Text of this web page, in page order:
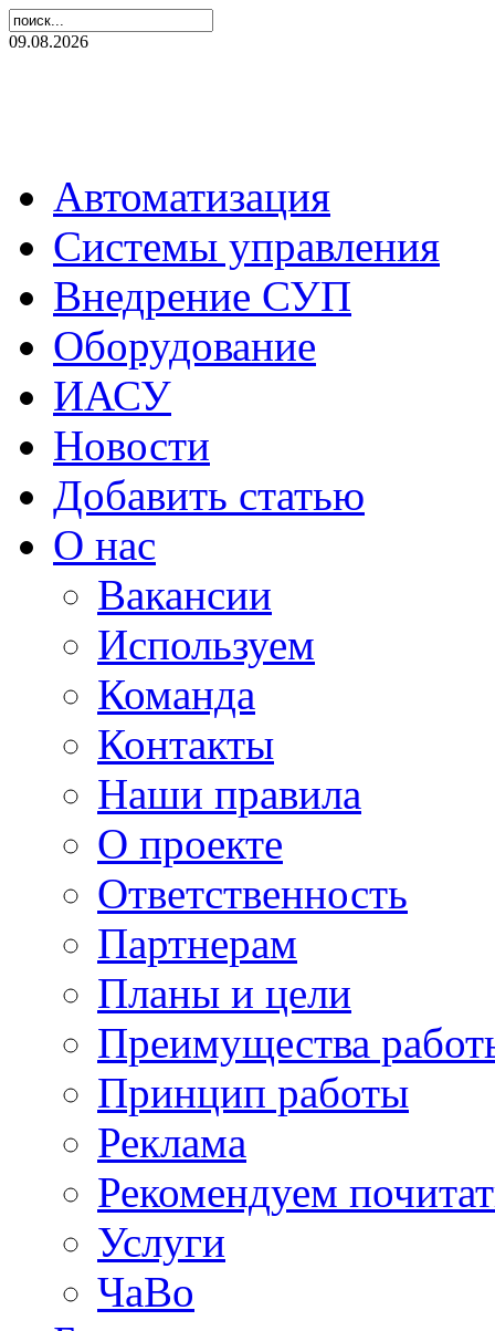
09.08.2026
Автоматизация
Системы управления
Внедрение СУП
Оборудование
ИАСУ
Новости
Добавить статью
О нас
Вакансии
Используем
Команда
Контакты
Наши правила
О проекте
Ответственность
Партнерам
Планы и цели
Преимущества
Принцип работы
Реклама
Рекомендуем
Услуги
ЧаВо